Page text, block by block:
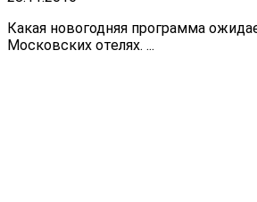
Какая новогодняя программа
Московских отелях. ...